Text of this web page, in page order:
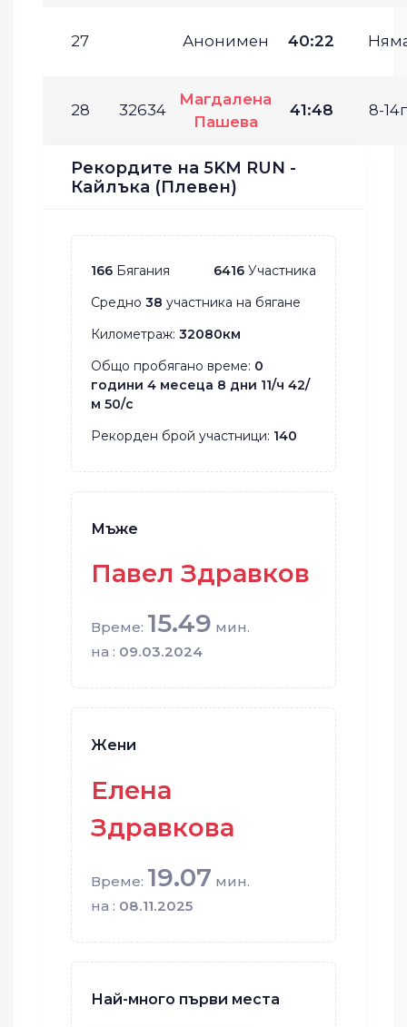
27 Анонимен 40:22
28 32634
Магдалена
Пашева
41:48 8-
Рекордите на 5KM RUN -
Кайлъка (Плевен)
166 Бягания 6416 Участника
Средно 38 участника на бягане
Километраж: 32080км
Общо пробягано време: 0
години 4 месеца 8 дни 11/ч 42/
м 50/с
Рекорден брой участници: 140
Мъже
Павел Здравков
Време: 15.49 мин.
на : 09.03.2024
Жени
Елена
Здравкова
Време: 19.07 мин.
на : 08.11.2025
Най-много първи места